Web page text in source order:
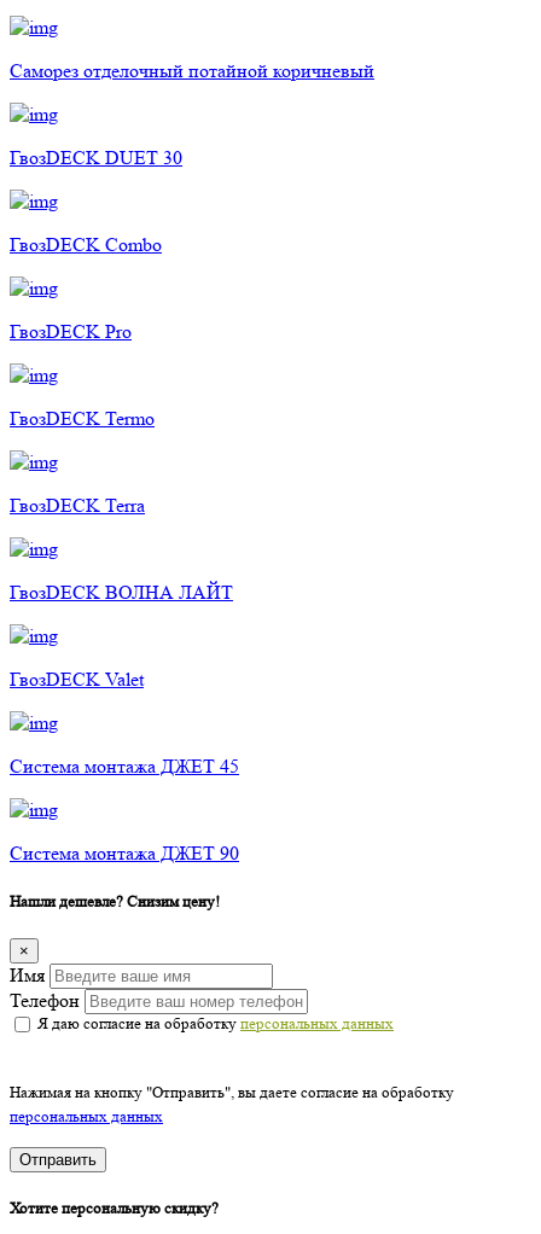
Саморез отделочный потайной коричневый
ГвозDECK DUET 30
ГвозDECK Combo
ГвозDECK Pro
ГвозDECK Termo
ГвозDECK Terra
ГвозDECK ВОЛНА ЛАЙТ
ГвозDECK Valet
Cистема монтажа ДЖЕТ 45
Cистема монтажа ДЖЕТ 90
Нашли дешевле? Снизим цену!
×
Имя
Телефон
Я даю согласие на обработку персональных данных
Нажимая на кнопку "Отправить", вы даете согласие на обработку
персональных данных
Отправить
Хотите персональную скидку?